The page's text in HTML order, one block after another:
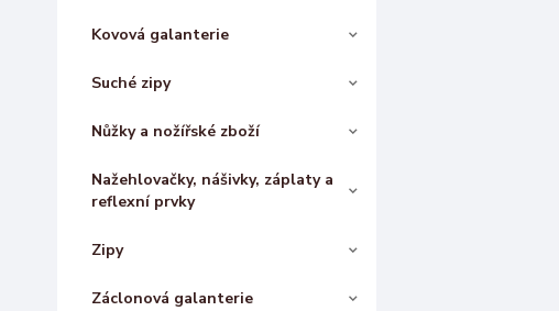
Kovová galanterie
Suché zipy
Nůžky a nožířské zboží
Nažehlovačky, nášivky, záplaty a
reflexní prvky
Zipy
Záclonová galanterie